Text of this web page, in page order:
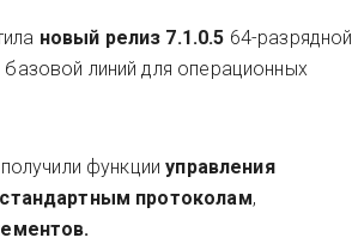
новый релиз 7.1.0.5 64-разрядной
линий для операционных
функцииуправления
протоколам,